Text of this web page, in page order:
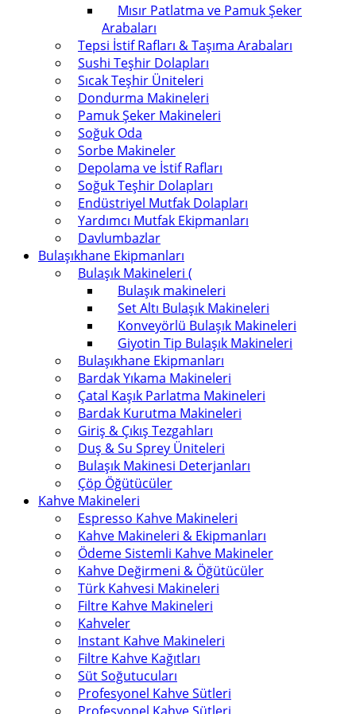
Mısır Patlatma ve Pamuk Şeker
Arabaları
Tepsi İstif Rafları & Taşıma Arabaları
Sushi Teşhir Dolapları
Sıcak Teşhir Üniteleri
Dondurma Makineleri
Pamuk Şeker Makineleri
Soğuk Oda
Sorbe Makineler
Depolama ve İstif Rafları
Soğuk Teşhir Dolapları
Endüstriyel Mutfak Dolapları
Yardımcı Mutfak Ekipmanları
Davlumbazlar
Bulaşıkhane Ekipmanları
Bulaşık Makineleri (
Bulaşık makineleri
Set Altı Bulaşık Makineleri
Konveyörlü Bulaşık Makineleri
Giyotin Tip Bulaşık Makineleri
Bulaşıkhane Ekipmanları
Bardak Yıkama Makineleri
Çatal Kaşık Parlatma Makineleri
Bardak Kurutma Makineleri
Giriş & Çıkış Tezgahları
Duş & Su Sprey Üniteleri
Bulaşık Makinesi Deterjanları
Çöp Öğütücüler
Kahve Makineleri
Espresso Kahve Makineleri
Kahve Makineleri & Ekipmanları
Ödeme Sistemli Kahve Makineler
Kahve Değirmeni & Öğütücüler
Türk Kahvesi Makineleri
Filtre Kahve Makineleri
Kahveler
Instant Kahve Makineleri
Filtre Kahve Kağıtları
Süt Soğutucuları
Profesyonel Kahve Sütleri